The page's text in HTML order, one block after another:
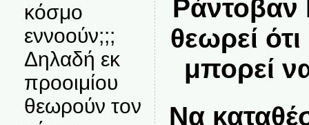
κόσμο
εννοούν;;;
Δηλαδή εκ
προοιμίου
θεωρούν τον
Ράντοβαν
θεωρεί
μπορεί
Να